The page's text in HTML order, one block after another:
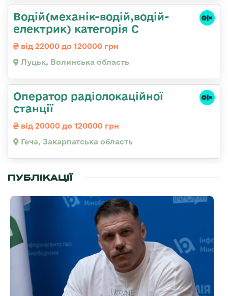
Водій(механік-водій,водій-
електрик) категорія С
від 22000 до 120000 грн
Луцьк, Волинська область
Оператор радіолокаційної
станції
від 20000 до 120000 грн
Геча, Закарпатська область
ПУБЛІКАЦІЇ